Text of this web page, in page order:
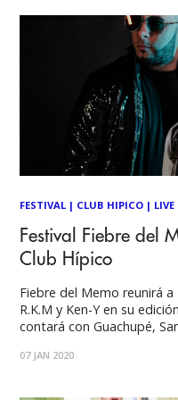
FESTIVAL | CLUB HIPICO | LIVE
Festival Fiebre del
Club Hípico
Fiebre del Memo reunirá
R.K.M y Ken-Y en su
contará con Guachupé,
necesitamos disfrutarlo!
07 JAN 2020